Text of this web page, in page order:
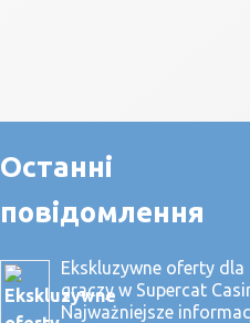
Останні
повідомлення
Ekskluzywne oferty dla
graczy w Supercat
Najważniejsze